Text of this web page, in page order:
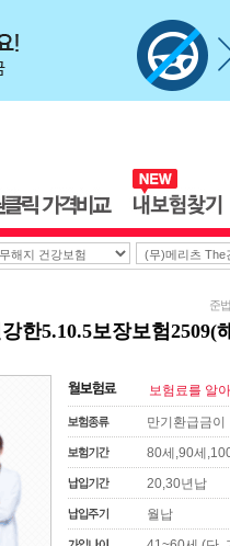
준
한5.10.5보장보험
보험료를 알
만기환급금이
80세,90세
20,30년납
월납